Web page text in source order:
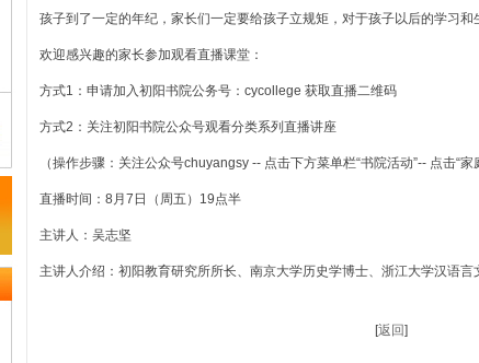
孩子到了一定的年纪，家长们一定要给孩子立规矩，对于孩子以后的学习和
欢迎感兴趣的家长参加观看直播课堂：
方式1：申请加入初阳书院公务号：cycollege 获取直播二维码
方式2：关注初阳书院公众号观看分类系列直播讲座
（操作步骤：关注公众号chuyangsy -- 点击下方菜单栏“书院活动”-- 点击“家
直播时间：8月7日（周五）19点半
主讲人：吴志坚
主讲人介绍：初阳教育研究所所长、南京大学历史学博士、浙江大学汉语言
[返回]